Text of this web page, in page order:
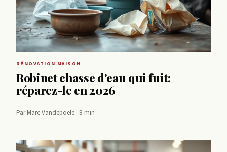
RÉNOVATION MAISON
Robinet chasse d'eau qui fuit:
réparez-le en 2026
Par Marc Vandepoele · 8 min